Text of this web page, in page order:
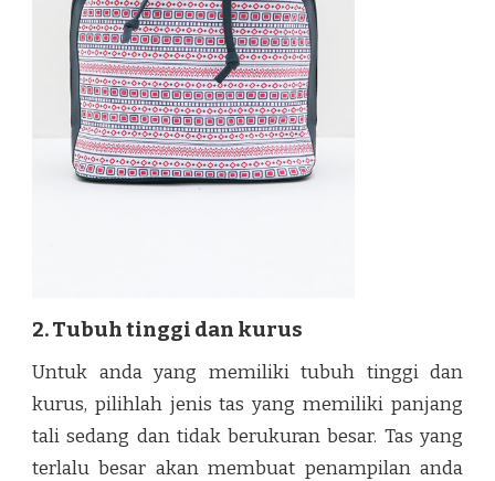
2. Tubuh tinggi dan kurus
Untuk anda yang memiliki tubuh tinggi dan
kurus, pilihlah jenis tas yang memiliki panjang
tali sedang dan tidak berukuran besar. Tas yang
terlalu besar akan membuat penampilan anda